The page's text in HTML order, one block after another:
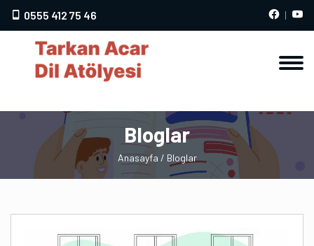
0555 412 75 46
Bloglar
Anasayfa / Bloglar